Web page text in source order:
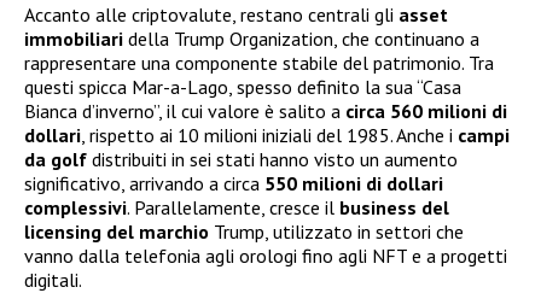
Accanto alle criptovalute, restano centrali gli asset
immobiliari della Trump Organization, che continuano a
rappresentare una componente stabile del patrimonio. Tra
questi spicca Mar-a-Lago, spesso definito la sua “Casa
Bianca d’inverno”, il cui valore è salito a circa 560 milioni di
dollari , rispetto ai 10 milioni iniziali del 1985. Anche i campi
da golf distribuiti in sei stati hanno visto un aumento
significativo, arrivando a circa 550 milioni di dollari
complessivi. Parallelamente, cresce il business del
licensing del marchio Trump, utilizzato in settori che
vanno dalla telefonia agli orologi fino agli NFT e a progetti
digitali.